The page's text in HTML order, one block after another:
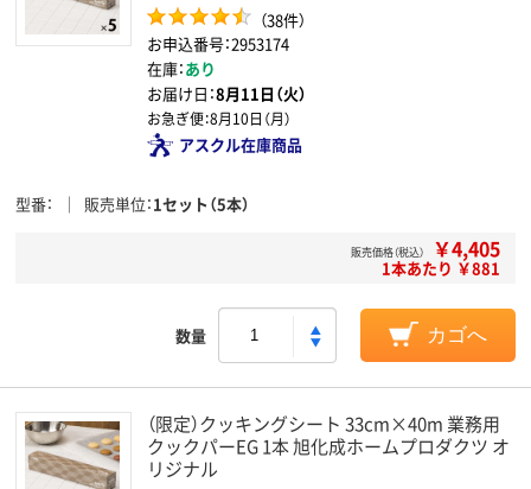
（38件）
お申込番号：2953174
在庫：あり
お届け日：8月11日（火）
お急ぎ便：8月10日（月）
アスクル在庫商品
型番 販売単位 1セット（5本）
販売価格（税込） ￥4,405
1本あたり ￥881
数量 カゴへ
（限定）クッキングシート 33cm×40m 業務用
クックパーEG 1本 旭化成ホームプロダクツ オ
リジナル